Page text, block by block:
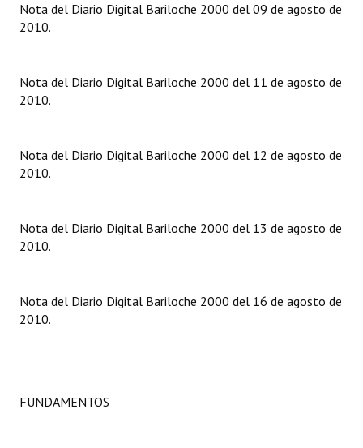
Proyectos Presentados
Actas de Sesión
Ejecución Presupuestaria
NORMATIVA
Resoluciones
INSTITUCIONAL
Nota del Diario Digital Bariloche 2000 del 09 de agosto de
2010.
Nota del Diario Digital Bariloche 2000 del 11 de agosto de
2010.
Nota del Diario Digital Bariloche 2000 del 12 de agosto de
2010.
Nota del Diario Digital Bariloche 2000 del 13 de agosto de
2010.
Nota del Diario Digital Bariloche 2000 del 16 de agosto de
2010.
FUNDAMENTOS